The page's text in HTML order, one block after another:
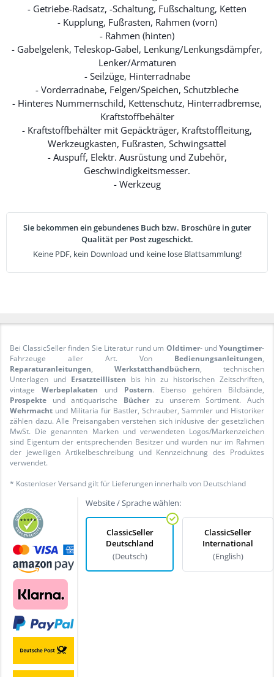
- Getriebe-Radsatz, -Schaltung, Fußschaltung, Ketten
- Kupplung, Fußrasten, Rahmen (vorn)
- Rahmen (hinten)
- Gabelgelenk, Teleskop-Gabel, Lenkung/Lenkungsdämpfer,
Lenker/Armaturen
- Seilzüge, Hinterradnabe
- Vorderradnabe, Felgen/Speichen, Schutzbleche
- Hinteres Nummernschild, Kettenschutz, Hinterradbremse,
Kraftstoffbehälter
- Kraftstoffbehälter mit Gepäckträger, Kraftstoffleitung,
Werkzeugkasten, Fußrasten, Schwingsattel
- Auspuff, Elektr. Ausrüstung und Zubehör,
Geschwindigkeitsmesser.
- Werkzeug
Sie bekommen ein gebundenes Buch bzw. Broschüre in guter
Qualität per Post zugeschickt.
Keine PDF, kein Download und keine lose Blattsammlung!
Bei ClassicSeller finden Sie Literatur rund um Oldtimer- undYoungtimer-
Fahrzeuge aller Art. Von Bedienungsanleitungen,
Reparaturanleitungen, Werkstatthandbüchern, technischen
Unterlagen und Ersatzteillisten bis hin zu historischen Zeitschriften,
vintage Werbeplakaten und Postern. Ebenso gehören Bildbände,
Prospekte und antiquarische Bücher zu unserem Sortiment. Auch
Wehrmacht und Militaria für Bastler, Schrauber, Sammler und Historiker
zählen dazu. Alle Preisangaben verstehen sich inklusive der gesetzlichen
MwSt. Die genannten Marken und verwendeten Logos/Markenzeichen
sind Eigentum der entsprechenden Besitzer und wurden nur im Rahmen
der jeweiligen Artikelbeschreibung und Kennzeichnung des Produktes
verwendet.
* Kostenloser Versand gilt für Lieferungen innerhalb von Deutschland
Website / Sprache wählen:
ClassicSeller
Deutschland
(Deutsch)
ClassicSeller
International
(English)